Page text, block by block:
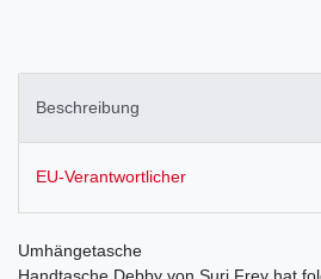
Beschreibung
EU-Verantwortlicher
Umhängetasche
Handtasche Debby von Suri Frey hat